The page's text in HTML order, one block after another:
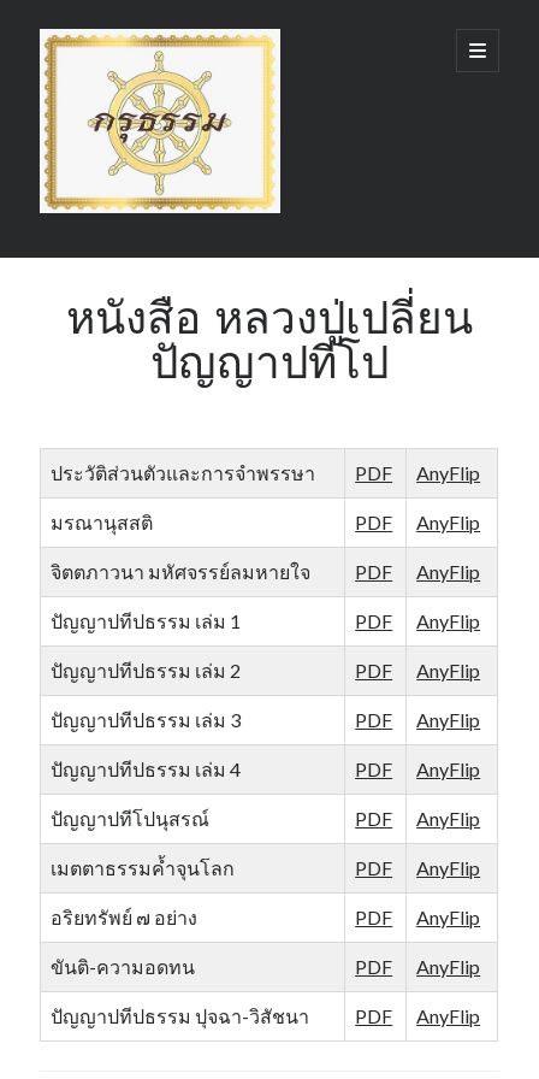
กรุ
ธรรม
(GruDhamma.com)
open
primary
Sidebar
หนังสือ หลวงปู่เปลี่ยน
ปัญญาปทีโป
ประวัติส่วนตัวและการจำพรรษา PDF AnyFlip
มรณานุสสติ PDF AnyFlip
จิตตภาวนา มหัศจรรย์ลมหายใจ PDF AnyFlip
ปัญญาปทีปธรรม เล่ม 1 PDF AnyFlip
ปัญญาปทีปธรรม เล่ม 2 PDF AnyFlip
ปัญญาปทีปธรรม เล่ม 3 PDF AnyFlip
ปัญญาปทีปธรรม เล่ม 4 PDF AnyFlip
ปัญญาปทีโปนุสรณ์ PDF AnyFlip
เมตตาธรรมค้ำจุนโลก PDF AnyFlip
อริยทรัพย์ ๗ อย่าง PDF AnyFlip
ขันติ-ความอดทน PDF AnyFlip
ปัญญาปทีปธรรม ปุจฉา-วิสัชนา PDF AnyFlip